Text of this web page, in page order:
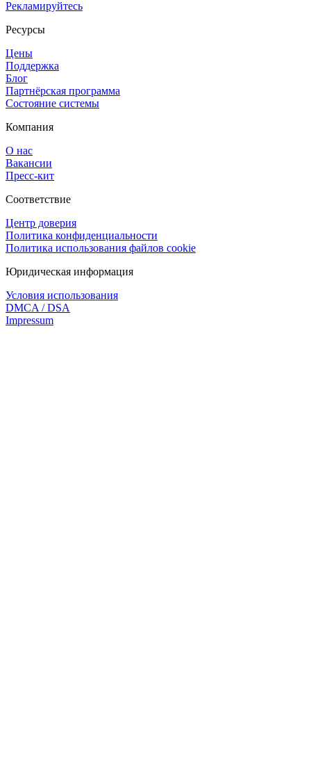
Рекламируйтесь
Ресурсы
Цены
Поддержка
Блог
Партнёрская программа
Состояние системы
Компания
О нас
Вакансии
Пресс-кит
Соответствие
Центр доверия
Политика конфиденциальности
Политика использования файлов cookie
Юридическая информация
Условия использования
DMCA / DSA
Impressum